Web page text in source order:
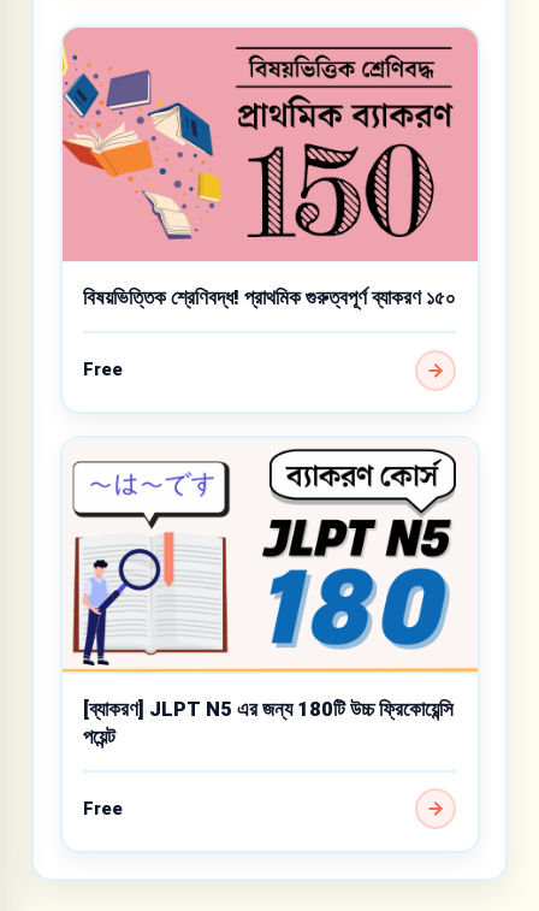
বিষয়ভিত্তিক শ্রেণিবদ্ধ! প্রাথমিক গুরুত্বপূর্ণ ব্যাকরণ ১৫০
Free
[ব্যাকরণ] JLPT N5 এর জন্য 180টি উচ্চ ফ্রিকোয়েন্সি
পয়েন্ট
Free